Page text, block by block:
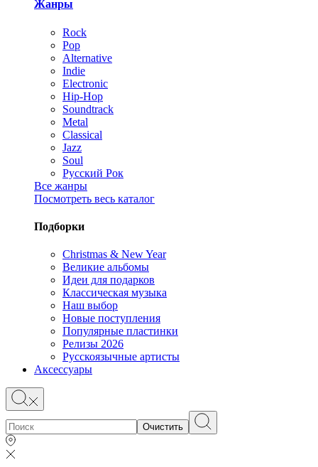
Жанры
Rock
Pop
Alternative
Indie
Electronic
Hip-Hop
Soundtrack
Metal
Classical
Jazz
Soul
Русский Рок
Все жанры
Посмотреть весь каталог
Подборки
Christmas & New Year
Великие альбомы
Идеи для подарков
Классическая музыка
Наш выбор
Новые поступления
Популярные пластинки
Релизы 2026
Русскоязычные артисты
Аксессуары
Очистить